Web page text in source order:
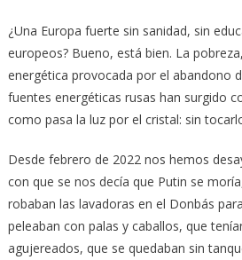
¿Una Europa fuerte sin sanidad, sin
europeos? Bueno, está bien. La
energética provocada por el abandono
fuentes energéticas rusas han surgido
como pasa la luz por el cristal: sin
Desde febrero de 2022 nos hemos
con que se nos decía que Putin se
robaban las lavadoras en el Donbás
peleaban con palas y caballos, que
agujereados, que se quedaban sin